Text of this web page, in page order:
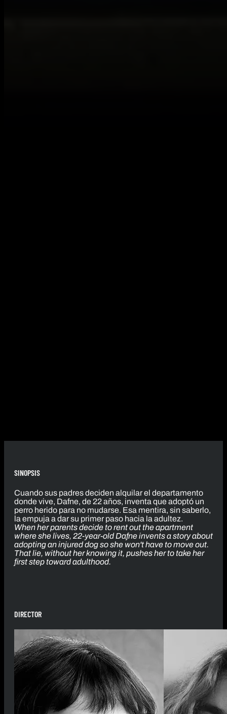
SINOPSIS
Cuando sus padres deciden alquilar el departamento
donde vive, Dafne, de 22 años, inventa que adoptó un
perro herido para no mudarse. Esa mentira, sin saberlo,
la empuja a dar su primer paso hacia la adultez.
When her parents decide to rent out the apartment
where she lives, 22-year-old Dafne invents a story about
adopting an injured dog so she won't have to move out.
That lie, without her knowing it, pushes her to take her
first step toward adulthood.
DIRECTOR